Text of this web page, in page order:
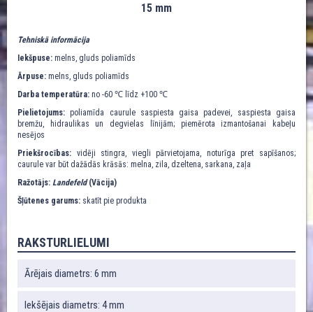
15 mm
Tehniskā informācija
Iekšpuse: melns, gluds poliamīds
Ārpuse: melns, gluds poliamīds
Darba temperatūra: no -60 ℃ līdz +100 ℃
Pielietojums: poliamīda caurule saspiesta gaisa padevei, saspiesta gaisa
bremžu, hidraulikas un degvielas līnijām; piemērota izmantošanai kabeļu
nesējos
Priekšrocības: vidēji stingra, viegli pārvietojama, noturīga pret sapīšanos;
caurule var būt dažādās krāsās: melna, zila, dzeltena, sarkana, zaļa
Ražotājs: Landefeld(Vācija)
Šļūtenes garums: skatīt pie produkta
RAKSTURLIELUMI
Ārējais diametrs: 6 mm
Iekšējais diametrs: 4 mm